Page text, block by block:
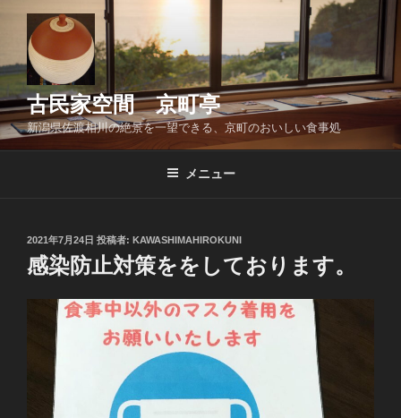
ン
ツ
へ
ス
古民家空間 京町亭
新潟県佐渡相川の絶景を一望できる、京町のおいしい食事処
メニュー
投
稿
日:
2021年7月24日 投稿者: KAWASHIMAHIROKUNI
感染防止対策ををしております。